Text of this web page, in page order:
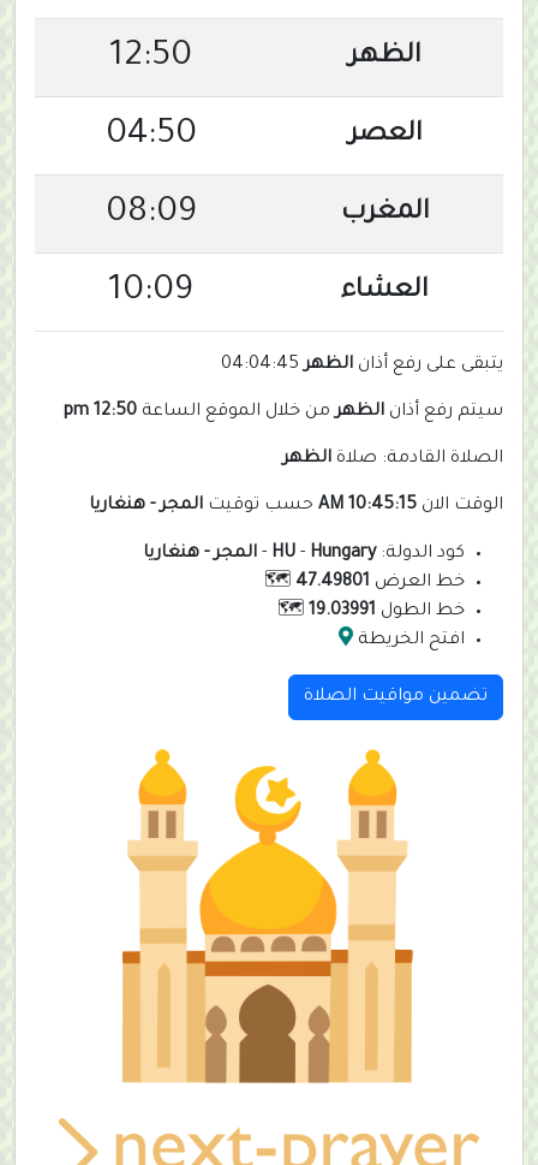
الظهر 12:50
العصر 04:50
المغرب 08:09
العشاء 10:09
يتبقى على رفع أذان الظهر 04:04:45
سيتم رفع أذان الظهرمن خلال الموقع الساعة 12:50 pm
الصلاة القادمة: صلاة الظهر
الوقت الان 10:45:15 AM حسب توقيت المجر - هنغاريا
كود الدولة: HU - Hungary
- المجر - هنغاريا
خط العرض 47.49801
🗺️
خط الطول 19.03991
🗺️
افتح الخريطة
تضمين مواقيت الصلاة